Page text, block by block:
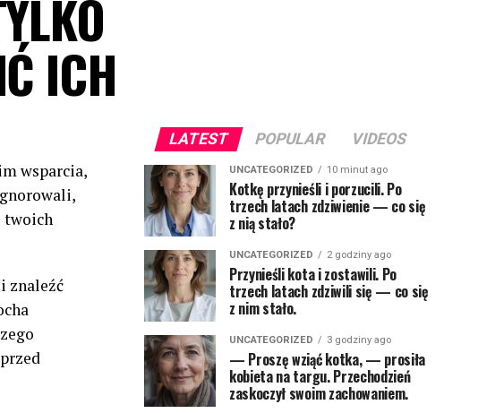
ICH
wsparcia,
twoich
znaleźć
LATEST POPULAR VIDEOS
UNCATEGORIZED 10 minut ago
Kotkę przynieśli i porzucili. Po
trzech latach zdziwienie — co się
z nią stało?
UNCATEGORIZED 2 godziny ago
Przynieśli kota i zostawili. Po
trzech latach zdziwili się — co się
z nim stało.
UNCATEGORIZED 3 godziny ago
— Proszę wziąć kotka, — prosiła
kobieta na targu. Przechodzień
zaskoczył swoim zachowaniem.